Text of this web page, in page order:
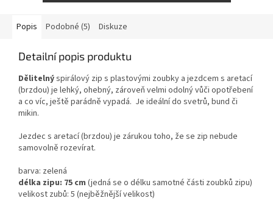
Popis Podobné (5) Diskuze
Detailní popis produktu
Dělitelnýspirálový zip s plastovými zoubky a jezdcem s aretací
(brzdou) je lehký, ohebný, zároveň velmi odolný vůči opotřebení
a co víc, ještě parádně vypadá. Je ideální do svetrů, bund či
mikin.
Jezdec s aretací (brzdou) je zárukou toho, že se zip nebude
samovolně rozevírat.
barva: zelená
délka zipu: 75 cm (jedná se o délku samotné části zoubků zipu)
velikost zubů: 5 (nejběžnější velikost)